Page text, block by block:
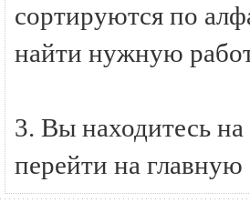
сортируются по
найти нужную
3. Вы находитесь
перейти на